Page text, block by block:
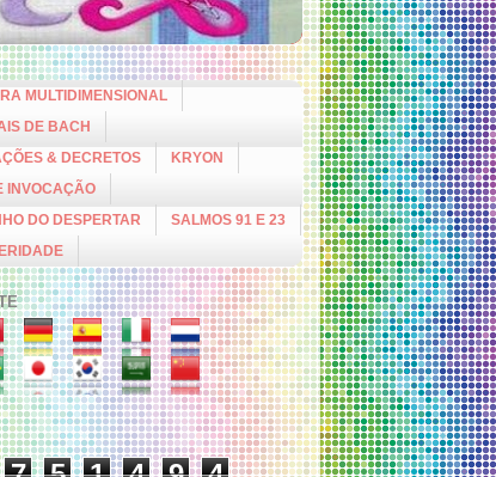
MULTIDIMENSIONAL
DE BACH
& DECRETOS
KRYON
INVOCAÇÃO
DO DESPERTAR
SALMOS 91 E 23